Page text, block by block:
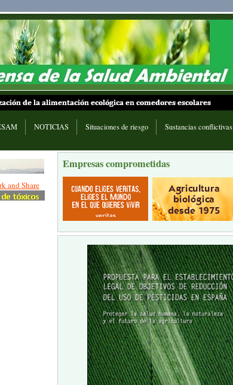
NOTICIAS Situaciones de riesgo
Sustancias conflictivas
Empresas comprometidas